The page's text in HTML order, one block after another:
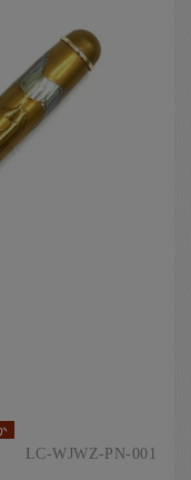
LC-WJWZ-PN-001